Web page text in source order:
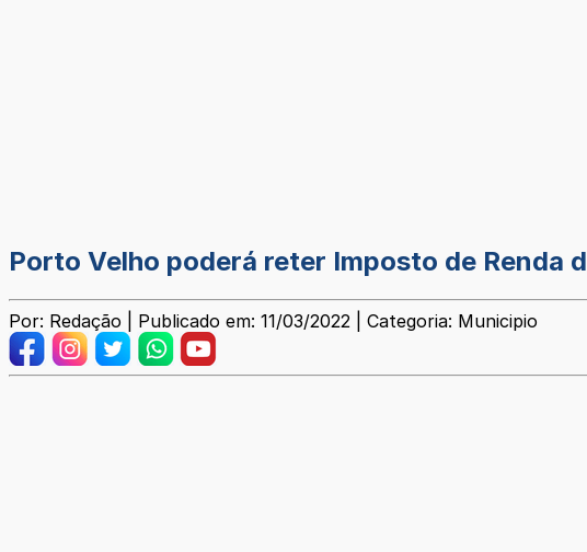
Porto Velho poderá reter Imposto de
Por: Redação | Publicado em: 11/03/2022 | Categoria: Municipio